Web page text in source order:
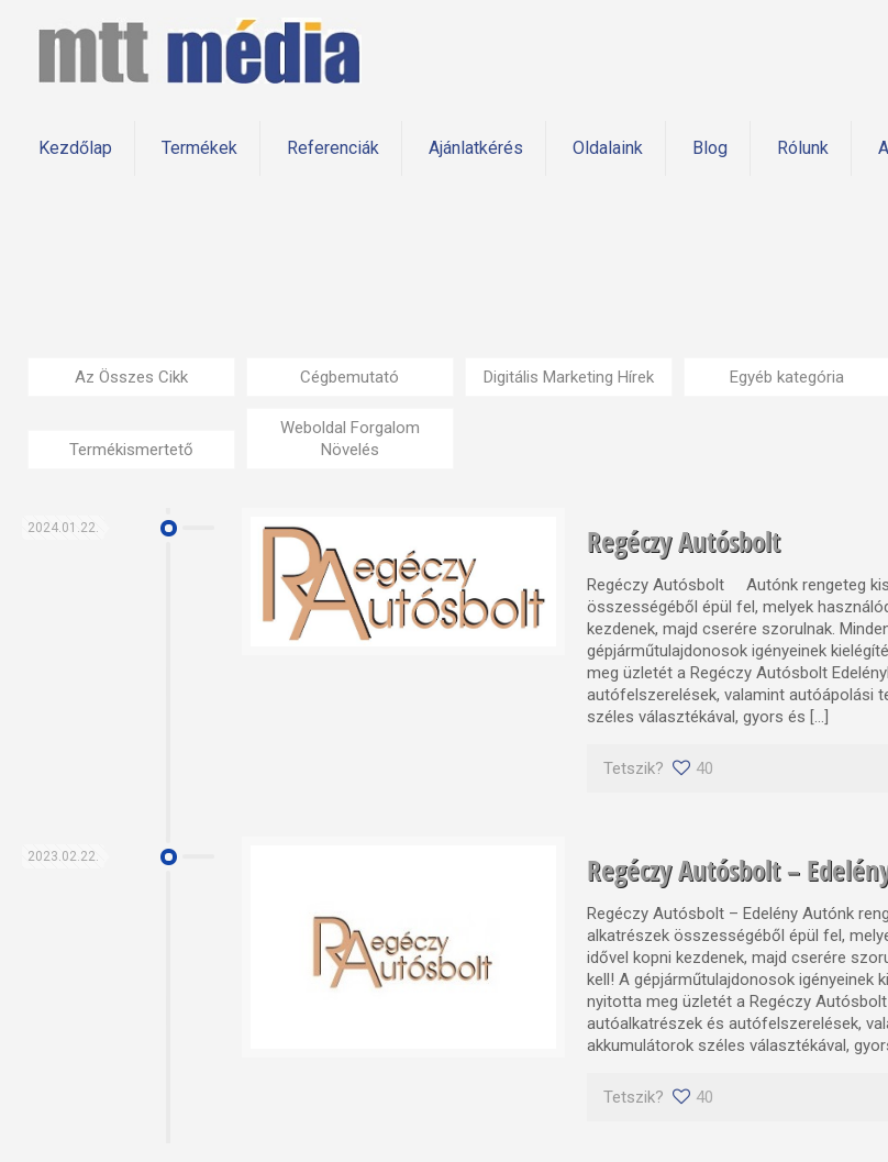
Kezdőlap Termékek Referenciák Ajánlatkérés Oldalaink Blog Rólunk
Az Összes Cikk Cégbemutató Digitális Marketing Hírek Egyéb kategória
Termékismertető
Weboldal Forgalom
Növelés
2024.01.22. Regéczy Autósbolt
Regéczy Autósbolt Autónk rengeteg
összességéből épül fel, melyek
kezdenek, majd cserére szorulnak.
gépjárműtulajdonosok igényeinek
meg üzletét a Regéczy Autósbolt
autófelszerelések, valamint autóápolási
széles választékával, gyors és […]
Tetszik? 40
2023.02.22. Regéczy Autósbolt –
Regéczy Autósbolt – Edelény Autónk
alkatrészek összességéből épül fel,
idővel kopni kezdenek, majd cserére
kell! A gépjárműtulajdonosok igényeinek
nyitotta meg üzletét a Regéczy Autósbolt
autóalkatrészek és autófelszerelések,
akkumulátorok széles választékával,
Tetszik? 40